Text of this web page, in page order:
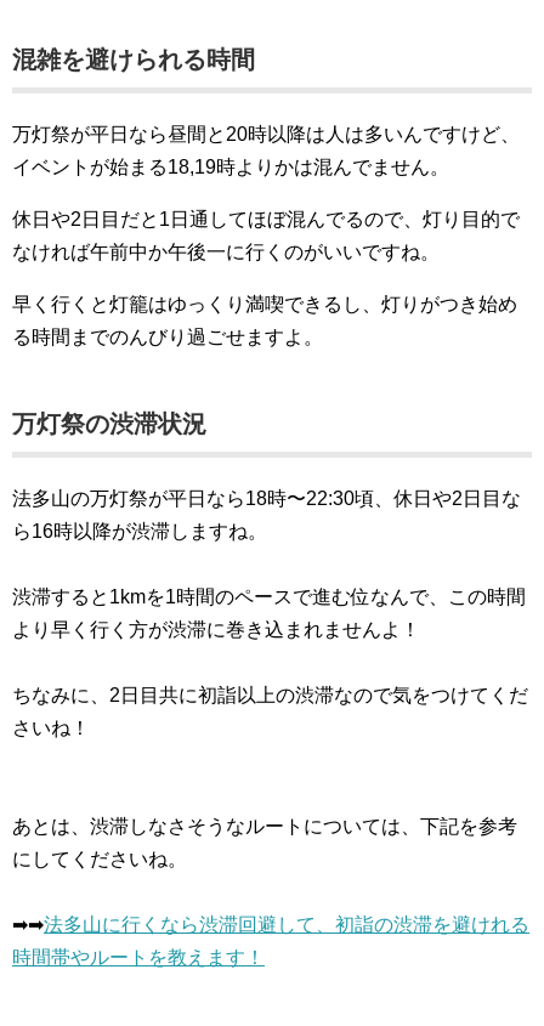
混雑を避けられる時間
万灯祭が平日なら昼間と20時以降は人は多いんですけど、
イベントが始まる18,19時よりかは混んでません。
休日や2日目だと1日通してほぼ混んでるので、灯り目的で
なければ午前中か午後一に行くのがいいですね。
早く行くと灯籠はゆっくり満喫できるし、灯りがつき始め
る時間までのんびり過ごせますよ。
万灯祭の渋滞状況
法多山の万灯祭が平日なら18時〜22:30頃、休日や2日目な
ら16時以降が渋滞しますね。
渋滞すると1kmを1時間のペースで進む位なんで、この時間
より早く行く方が渋滞に巻き込まれませんよ！
ちなみに、2日目共に初詣以上の渋滞なので気をつけてくだ
さいね！
あとは、渋滞しなさそうなルートについては、下記を参考
にしてくださいね。
➡︎➡︎法多山に行くなら渋滞回避して、初詣の渋滞を避けれる
時間帯やルートを教えます！